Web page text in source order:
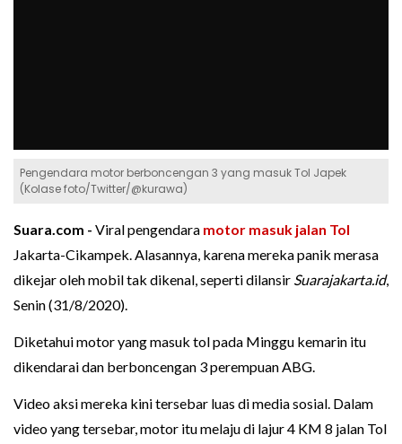
Pengendara motor berboncengan 3 yang masuk Tol Japek
(Kolase foto/Twitter/@kurawa)
Suara.com - Viral pengendara motor masuk jalan Tol
Jakarta-Cikampek. Alasannya, karena mereka panik merasa
dikejar oleh mobil tak dikenal, seperti dilansir Suarajakarta.id,
Senin (31/8/2020).
Diketahui motor yang masuk tol pada Minggu kemarin itu
dikendarai dan berboncengan 3 perempuan ABG.
Video aksi mereka kini tersebar luas di media sosial. Dalam
video yang tersebar, motor itu melaju di lajur 4 KM 8 jalan Tol